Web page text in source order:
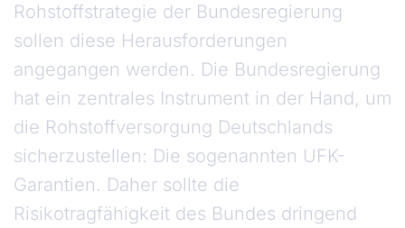
Rohstoffstrategie der Bundesregierung
sollen diese Herausforderungen
angegangen werden. Die Bundesregierung
hat ein zentrales Instrument in der Hand, um
die Rohstoffversorgung Deutschlands
sicherzustellen: Die sogenannten UFK-
Garantien. Daher sollte die
Risikotragfähigkeit des Bundes dringend